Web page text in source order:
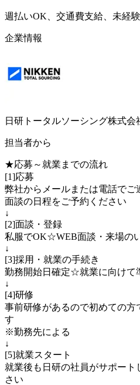
週払いOK、交通費支給、未経
企業情報
日研トータルソーシング株式会
担当者から
★応募～就業までの流れ
[1]応募
弊社からメールまたは電話でご
面談の日程をご予約ください
↓
[2]面談・登録
私服でOK☆WEB面談・来場の
↓
[3]採用・就業の手続き
勤務開始日確定☆就業に向けて
↓
[4]研修
事前研修があるので初めての方
す
※勤務先による
↓
[5]就業スタート
就業後も日研の社員がサポー
さい